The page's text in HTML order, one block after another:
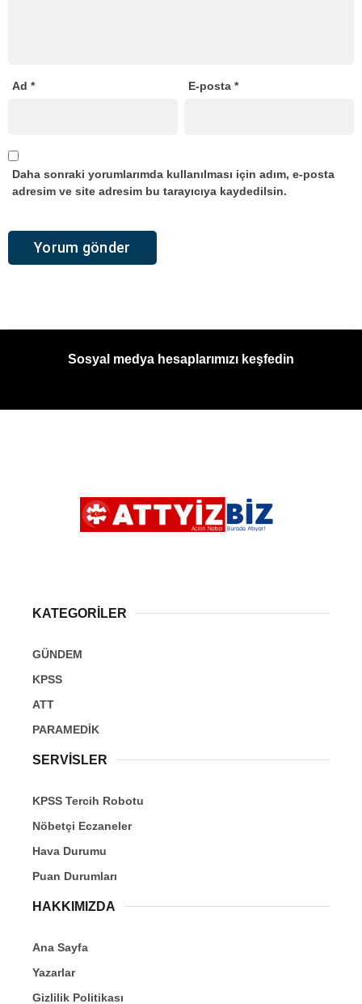
Ad * E-posta*
Daha sonraki yorumlarımda kullanılması için adım, e-posta
adresim ve site adresim bu tarayıcıya kaydedilsin.
Sosyal medya hesaplarımızı keşfedin
KATEGORİLER
GÜNDEM
KPSS
ATT
PARAMEDİK
SERVİSLER
KPSS Tercih Robotu
Nöbetçi Eczaneler
Hava Durumu
Puan Durumları
HAKKIMIZDA
Ana Sayfa
Yazarlar
Gizlilik Politikası